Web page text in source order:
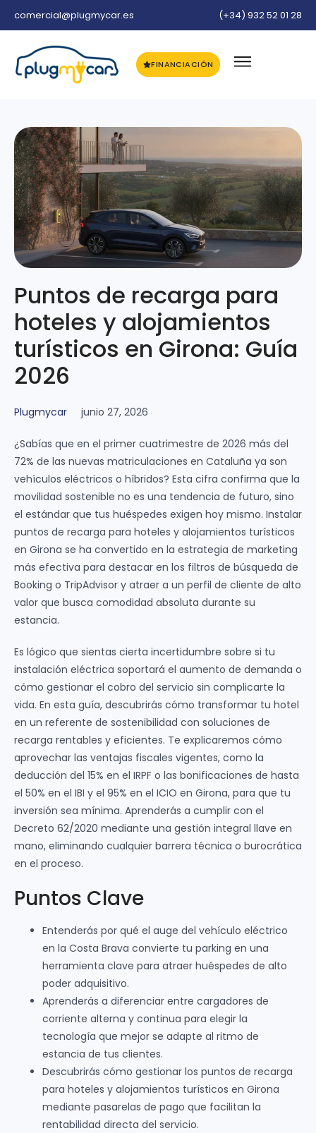
comercial@plugmycar.es (+34) 932 52 01 28
FINANCIACIÓN
Puntos de recarga para
hoteles y alojamientos
turísticos en Girona: Guía
2026
Plugmycar junio 27, 2026
¿Sabías que en el primer cuatrimestre de 2026 más del
72% de las nuevas matriculaciones en Cataluña ya son
vehículos eléctricos o híbridos? Esta cifra confirma que la
movilidad sostenible no es una tendencia de futuro, sino
el estándar que tus huéspedes exigen hoy mismo. Instalar
puntos de recarga para hoteles y alojamientos turísticos
en Girona se ha convertido en la estrategia de marketing
más efectiva para destacar en los filtros de búsqueda de
Booking o TripAdvisor y atraer a un perfil de cliente de alto
valor que busca comodidad absoluta durante su
estancia.
Es lógico que sientas cierta incertidumbre sobre si tu
instalación eléctrica soportará el aumento de demanda o
cómo gestionar el cobro del servicio sin complicarte la
vida. En esta guía, descubrirás cómo transformar tu hotel
en un referente de sostenibilidad con soluciones de
recarga rentables y eficientes. Te explicaremos cómo
aprovechar las ventajas fiscales vigentes, como la
deducción del 15% en el IRPF o las bonificaciones de hasta
el 50% en el IBI y el 95% en el ICIO en Girona, para que tu
inversión sea mínima. Aprenderás a cumplir con el
Decreto 62/2020 mediante una gestión integral llave en
mano, eliminando cualquier barrera técnica o burocrática
en el proceso.
Puntos Clave
Entenderás por qué el auge del vehículo eléctrico
en la Costa Brava convierte tu parking en una
herramienta clave para atraer huéspedes de alto
poder adquisitivo.
Aprenderás a diferenciar entre cargadores de
corriente alterna y continua para elegir la
tecnología que mejor se adapte al ritmo de
estancia de tus clientes.
Descubrirás cómo gestionar los puntos de recarga
para hoteles y alojamientos turísticos en Girona
mediante pasarelas de pago que facilitan la
rentabilidad directa del servicio.